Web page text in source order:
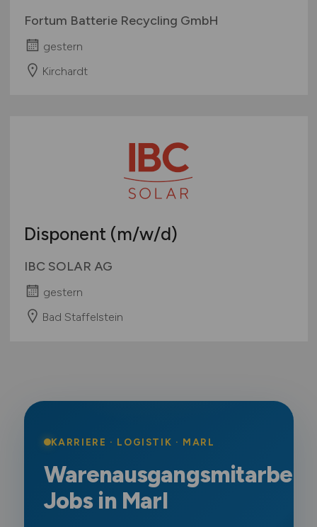
Fortum Batterie Recycling GmbH
gestern
Kirchardt
Disponent (m/w/d)
IBC SOLAR AG
gestern
Bad Staffelstein
KARRIERE · LOGISTIK · MARL
Jobs in Marl